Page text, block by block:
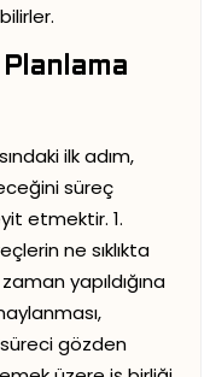
ilk adım,
süreç
etmektir. 1.
ne sıklıkta
yapıldığına
gözden